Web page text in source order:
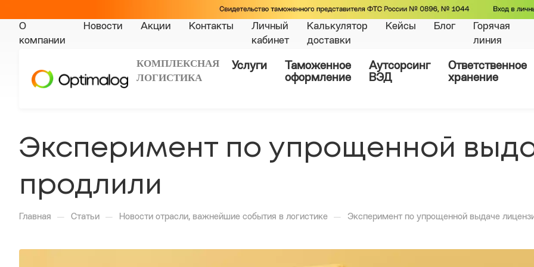
О
компании
Новости Акции Контакты
Личный
кабинет
Калькулятор
доставки
Кейсы Блог
Горячая
линия
КОМПЛЕКСНАЯ
ЛОГИСТИКА
Услуги
Таможенное
оформление
Аутсорсинг
ВЭД
Ответственное
хранение
Эксперимент по упрощенной
продлили
Главная — Статьи — Новости отрасли, важнейшие события в логистике — Эксперимент по упрощенной выдаче